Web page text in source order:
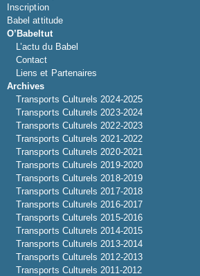
Inscription
Babel attitude
O’Babeltut
L’actu du Babel
Contact
Liens et Partenaires
Archives
Transports Culturels 2024-2025
Transports Culturels 2023-2024
Transports Culturels 2022-2023
Transports Culturels 2021-2022
Transports Culturels 2020-2021
Transports Culturels 2019-2020
Transports Culturels 2018-2019
Transports Culturels 2017-2018
Transports Culturels 2016-2017
Transports Culturels 2015-2016
Transports Culturels 2014-2015
Transports Culturels 2013-2014
Transports Culturels 2012-2013
Transports Culturels 2011-2012